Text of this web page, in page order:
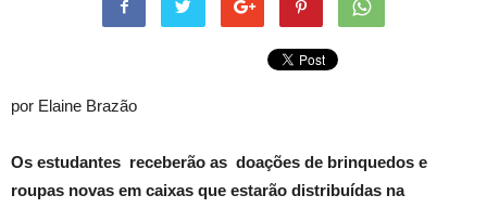
por Elaine Brazão
Os estudantes receberão as doações de brinquedos e
roupas novas em caixas que estarão distribuídas na